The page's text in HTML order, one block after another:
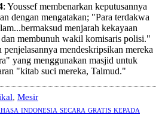
: Youssef membenarkan keputusannya
dengan mengatakan; "Para terdakwa
menjarah kekayaan
membunuh wakil komisaris polisi."
mendeskripsikan mereka
yang menggunakan masjid untuk
"kitab suci mereka, Talmud."
, Mesir
indonesia secara gratis kepada